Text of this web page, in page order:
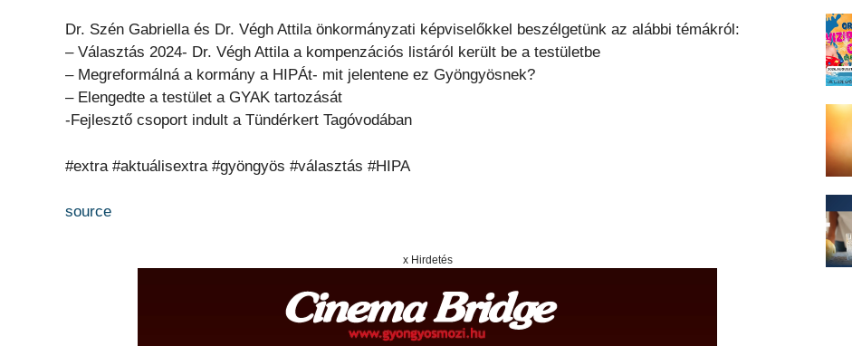
Dr. Szén Gabriella és Dr. Végh Attila önkormányzati képviselőkkel beszélgetünk az alábbi témákról:
– Választás 2024- Dr. Végh Attila a kompenzációs listáról került be a testületbe
– Megreformálná a kormány a HIPÁt- mit jelentene ez Gyöngyösnek?
– Elengedte a testület a GYAK tartozását
-Fejlesztő csoport indult a Tündérkert Tagóvodában
#extra #aktuálisextra #gyöngyös #választás #HIPA
source
x Hirdetés